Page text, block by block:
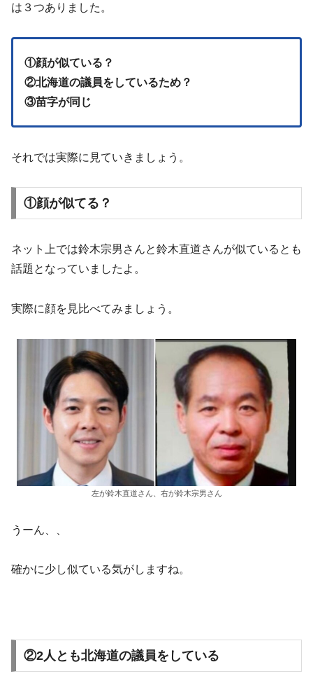
は３つありました。
①顔が似ている？
②北海道の議員をしているため？
③苗字が同じ
それでは実際に見ていきましょう。
①顔が似てる？
ネット上では鈴木宗男さんと鈴木直道さんが似ているとも
話題となっていましたよ。
実際に顔を見比べてみましょう。
左が鈴木直道さん、右が鈴木宗男さん
うーん、、
確かに少し似ている気がしますね。
②2人とも北海道の議員をしている